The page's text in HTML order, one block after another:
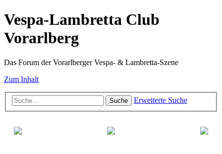
Vespa-Lambretta Club
Vorarlberg
Das Forum der Vorarlberger Vespa- & Lambretta-Szene
Zum Inhalt
Suche Erweiterte Suche